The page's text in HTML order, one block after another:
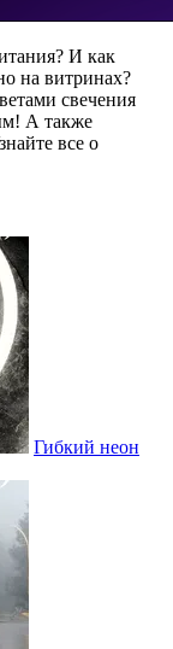
И как
на витринах?
свечения
А также
все о
Гибкий неон